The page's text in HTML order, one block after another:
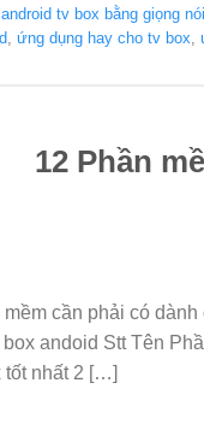
tv box bằng giọng nói
ứng dụng hay cho tv box
12 Phần
cần phải có
andoid Stt Tên
tốt nhất 2 […]